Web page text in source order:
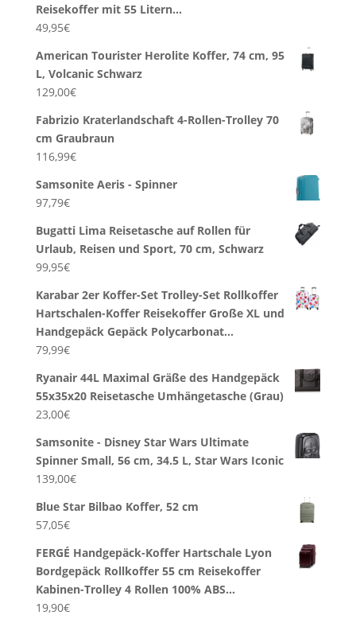
Reisekoffer mit 55 Litern…
49,95€
American Tourister Herolite Koffer, 74 cm, 95
L, Volcanic Schwarz
129,00€
Fabrizio Kraterlandschaft 4-Rollen-Trolley 70
cm Graubraun
116,99€
Samsonite Aeris - Spinner
97,79€
Bugatti Lima Reisetasche auf Rollen für
Urlaub, Reisen und Sport, 70 cm, Schwarz
99,95€
Karabar 2er Koffer-Set Trolley-Set Rollkoffer
Hartschalen-Koffer Reisekoffer Große XL und
Handgepäck Gepäck Polycarbonat…
79,99€
Ryanair 44L Maximal Gräße des Handgepäck
55x35x20 Reisetasche Umhängetasche (Grau)
23,00€
Samsonite - Disney Star Wars Ultimate
Spinner Small, 56 cm, 34.5 L, Star Wars Iconic
139,00€
Blue Star Bilbao Koffer, 52 cm
57,05€
FERGÉ Handgepäck-Koffer Hartschale Lyon
Bordgepäck Rollkoffer 55 cm Reisekoffer
Kabinen-Trolley 4 Rollen 100% ABS…
19,90€